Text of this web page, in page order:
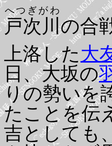
戸次川
へつぎがわ
の合
上洛した大
日、大坂の
りの勢いを
たことを伝
吉としても